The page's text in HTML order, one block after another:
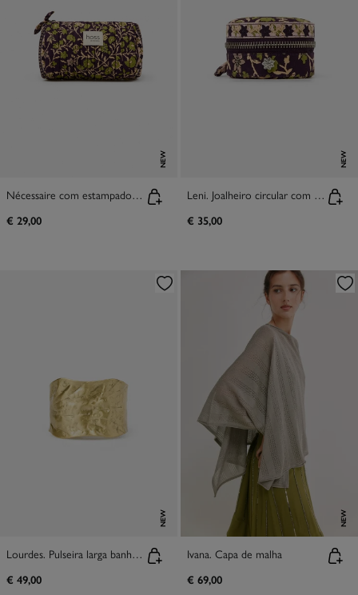
NEW
Nécessaire com estampado Libia
€ 29,00
NEW
Leni. Joalheiro circular com estampado
€ 35,00
NEW
Lourdes. Pulseira larga banhada a ouro
€ 49,00
NEW
Ivana. Capa de malha
€ 69,00